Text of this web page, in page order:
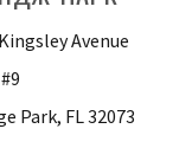
Avenue
Park, FL 32073